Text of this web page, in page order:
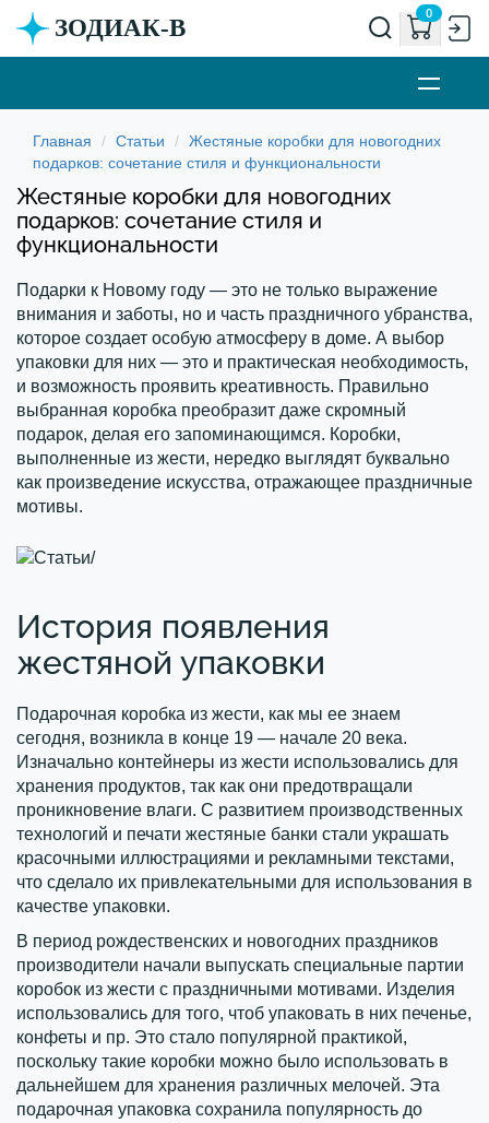
ЗОДИАК-В
0
Статьи
Жестяные коробки для новогодних
подарков: сочетание стиля и функциональности
Жестяные коробки для новогодних
подарков: сочетание стиля и
функциональности
Подарки к Новому году — это не только выражение
внимания и заботы, но и часть праздничного убранства,
которое создает особую атмосферу в доме. А выбор
упаковки для них — это и практическая необходимость,
и возможность проявить креативность. Правильно
выбранная коробка преобразит даже скромный
подарок, делая его запоминающимся. Коробки,
выполненные из жести, нередко выглядят буквально
как произведение искусства, отражающее праздничные
мотивы.
История появления
жестяной упаковки
Подарочная коробка из жести, как мы ее знаем
сегодня, возникла в конце 19 — начале 20 века.
Изначально контейнеры из жести использовались для
хранения продуктов, так как они предотвращали
проникновение влаги. С развитием производственных
технологий и печати жестяные банки стали украшать
красочными иллюстрациями и рекламными текстами,
что сделало их привлекательными для использования в
качестве упаковки.
В период рождественских и новогодних праздников
производители начали выпускать специальные партии
коробок из жести с праздничными мотивами. Изделия
использовались для того, чтоб упаковать в них печенье,
конфеты и пр. Это стало популярной практикой,
поскольку такие коробки можно было использовать в
дальнейшем для хранения различных мелочей. Эта
подарочная упаковка сохранила популярность до